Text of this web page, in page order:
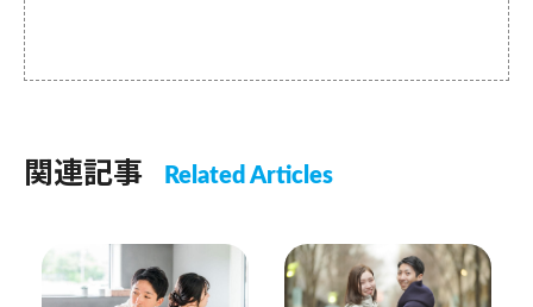
関連記事 Related Articles